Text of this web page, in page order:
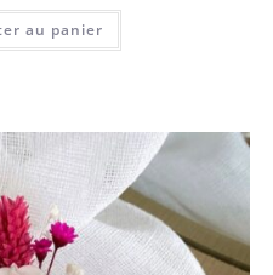
au panier